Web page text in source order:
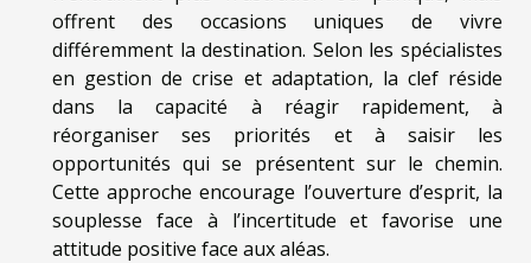
offrent des occasions uniques de vivre
différemment la destination. Selon les spécialistes
en gestion de crise et adaptation, la clef réside
dans la capacité à réagir rapidement, à
réorganiser ses priorités et à saisir les
opportunités qui se présentent sur le chemin.
Cette approche encourage l’ouverture d’esprit, la
souplesse face à l’incertitude et favorise une
attitude positive face aux aléas.